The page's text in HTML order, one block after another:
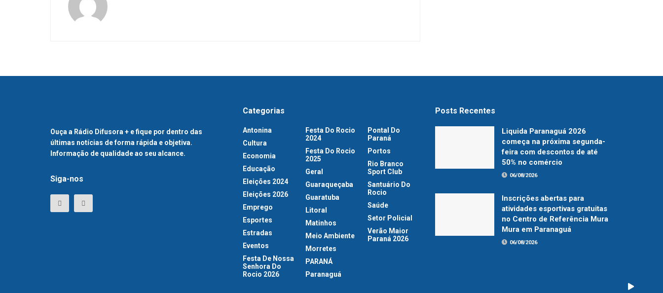
Ouça a Rádio Difusora + e fique por dentro das
últimas notícias de forma rápida e objetiva.
Informação de qualidade ao seu alcance.
Siga-nos
Categorias
Antonina
Cultura
Economia
Educação
Eleições 2024
Eleições 2026
Emprego
Esportes
Estradas
Eventos
Festa De Nossa
Senhora Do
Rocio 2026
Festa Do Rocio
2024
Festa Do Rocio
2025
Geral
Guaraqueçaba
Guaratuba
Litoral
Matinhos
Meio Ambiente
Morretes
PARANÁ
Paranaguá
Pontal Do
Paraná
Portos
Rio Branco
Sport Club
Santuário Do
Rocio
Saúde
Setor Policial
Verão Maior
Paraná 2026
Posts Recentes
Liquida Paranaguá 2026
começa na próxima segunda-
feira com descontos de até
50% no comércio
06/08/2026
Inscrições abertas para
atividades esportivas gratuitas
no Centro de Referência Mura
Mura em Paranaguá
06/08/2026